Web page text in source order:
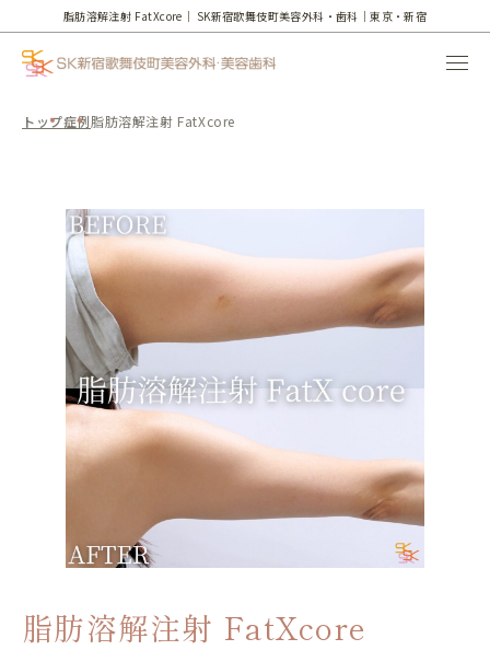
脂肪溶解注射 FatXcore｜ SK新宿歌舞伎町美容外科・歯科｜東京・新宿
トップ症例脂肪溶解注射 FatXcore
脂肪溶解注射 FatXcore